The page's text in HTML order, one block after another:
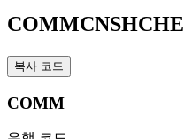
COMMCNSHCHE
복사 코드
COMM